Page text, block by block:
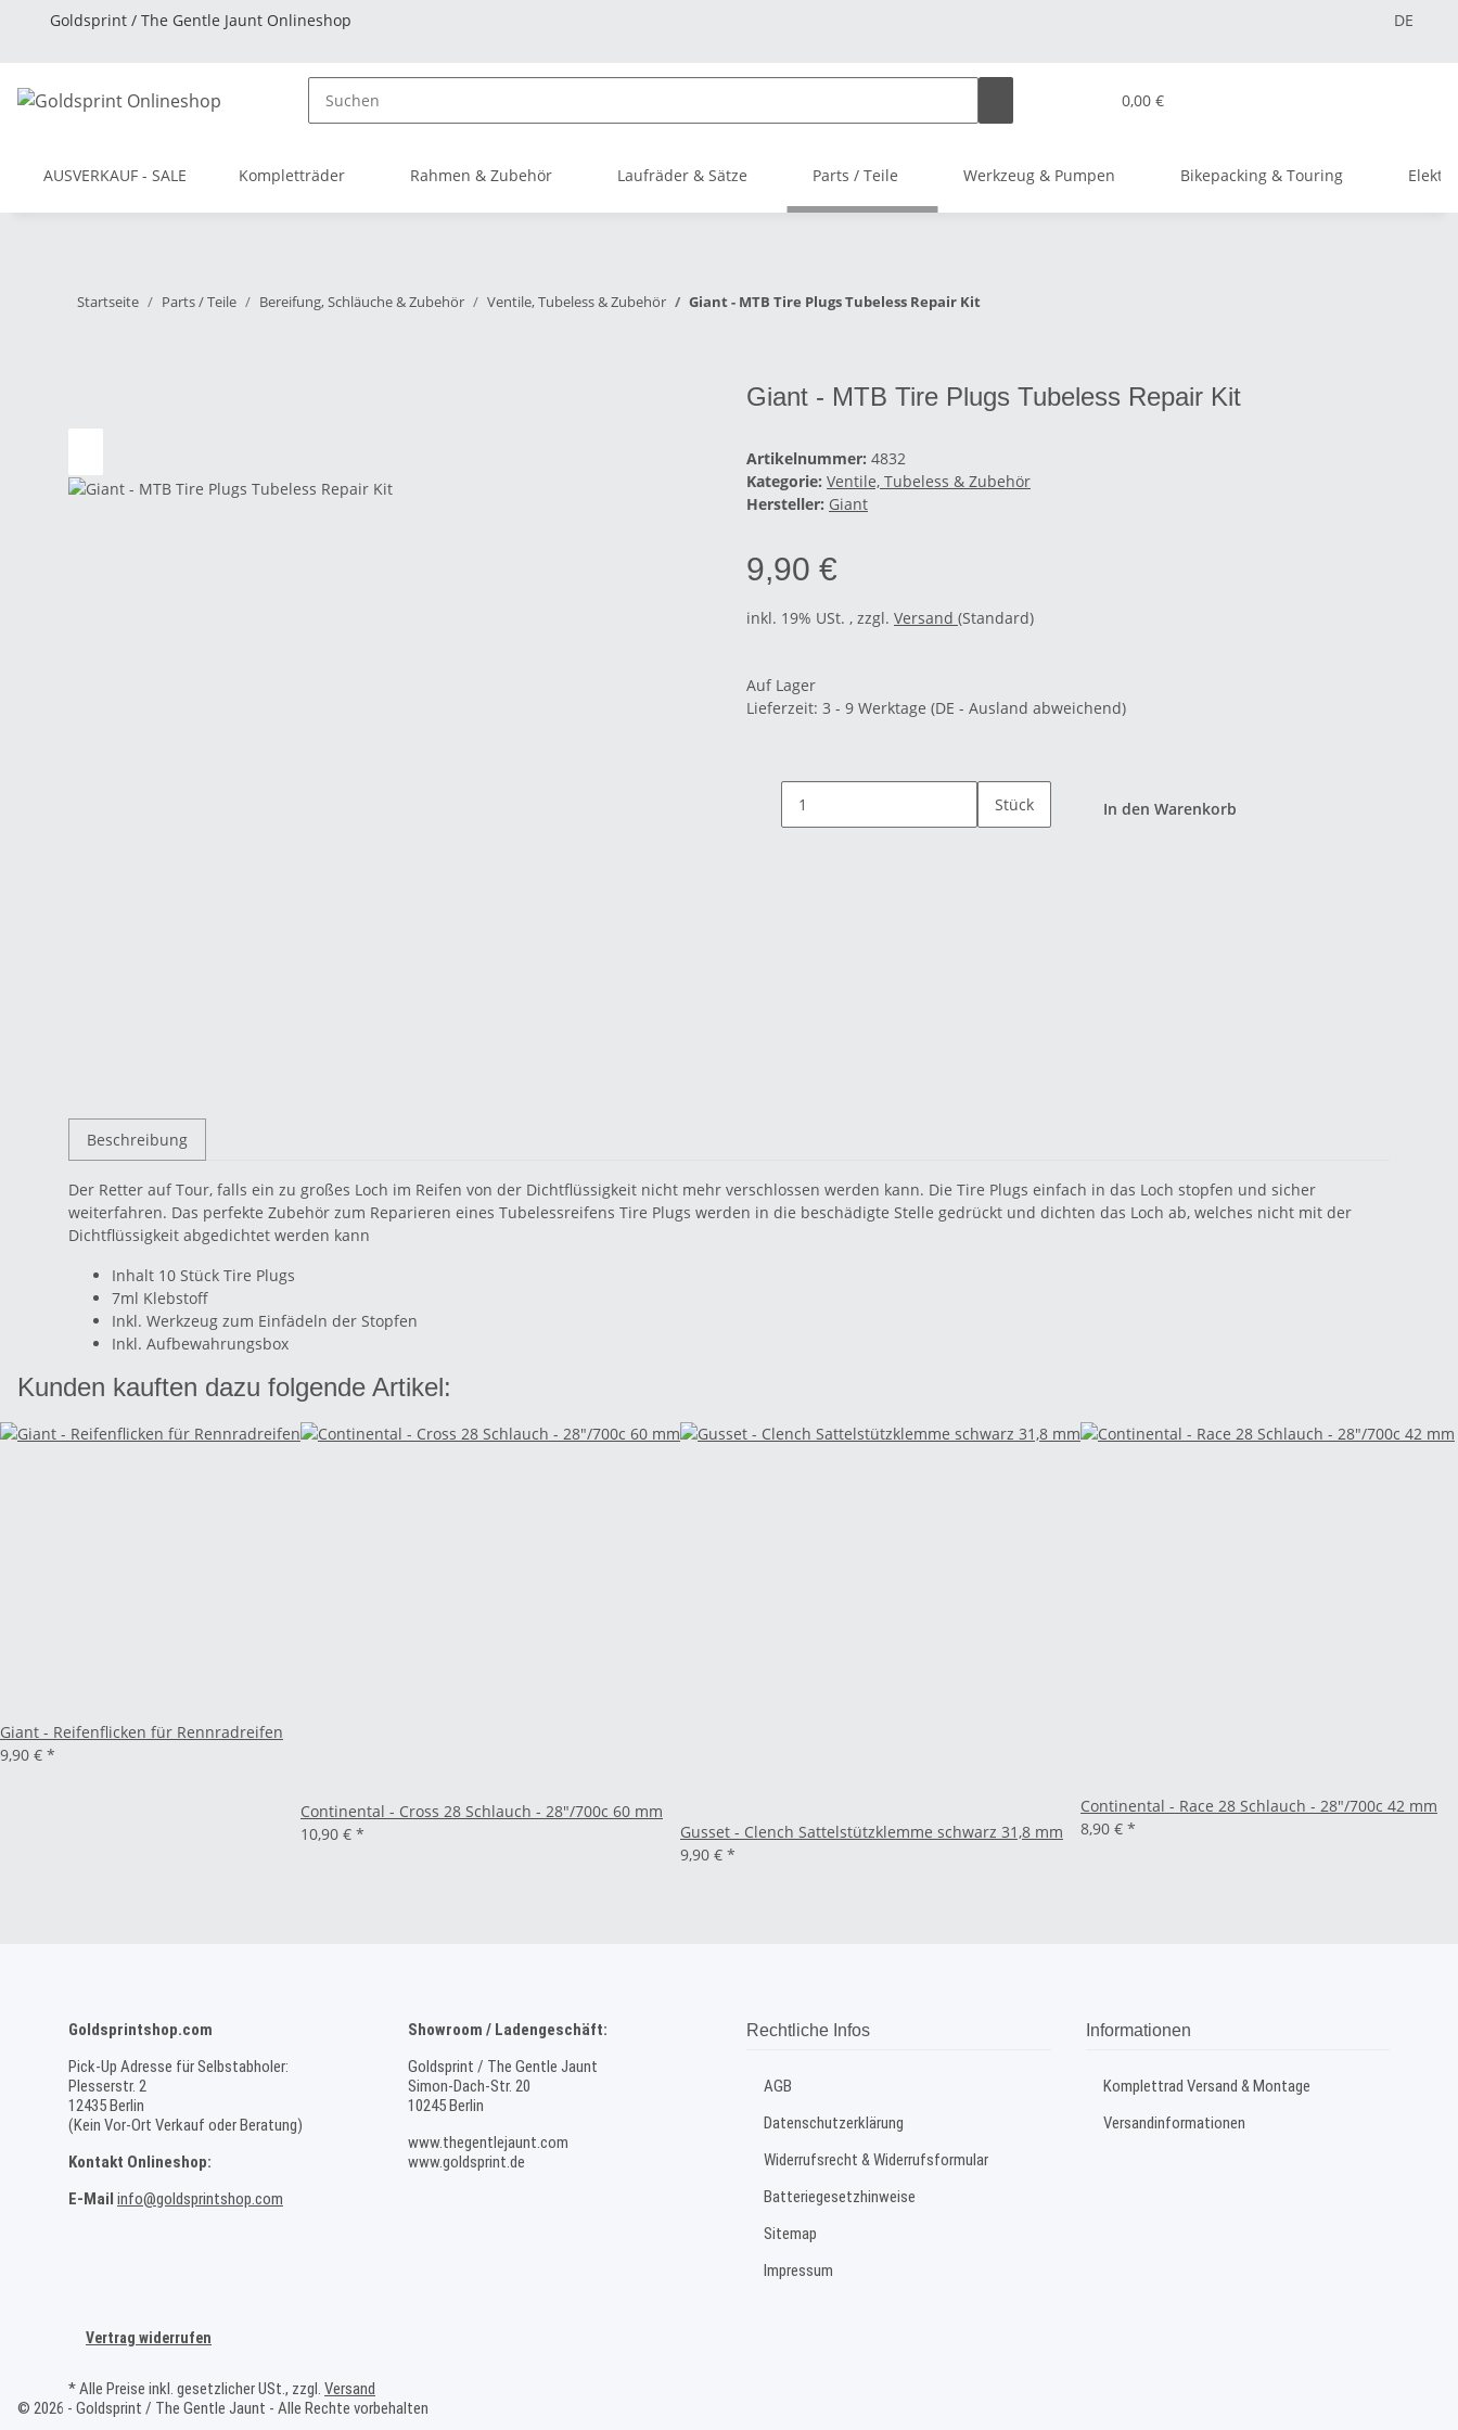
DE
Goldsprint / The Gentle Jaunt Onlineshop
0,00 €
AUSVERKAUF - SALE Kompletträder Rahmen & Zubehör Laufräder & Sätze Parts / Teile Werkzeug & Pumpen Bikepacking & Touring
Startseite Parts / Teile Bereifung, Schläuche & Zubehör Ventile, Tubeless & Zubehör Giant - MTB Tire Plugs Tubeless Repair Kit
Giant - MTB Tire Plugs Tubeless Repair Kit
Artikelnummer: 4832
Kategorie: Ventile, Tubeless & Zubehör
Hersteller: Giant
9,90 €
inkl. 19% USt. , zzgl. Versand (Standard)
Auf Lager
Lieferzeit: 3 - 9 Werktage (DE - Ausland abweichend)
Stück In den Warenkorb
Beschreibung
Der Retter auf Tour, falls ein zu großes Loch im Reifen von der Dichtflüssigkeit nicht mehr verschlossen werden kann. Die Tire Plugs einfach in das Loch stopfen und sicher
weiterfahren. Das perfekte Zubehör zum Reparieren eines Tubelessreifens Tire Plugs werden in die beschädigte Stelle gedrückt und dichten das Loch ab, welches nicht mit der
Dichtflüssigkeit abgedichtet werden kann
Inhalt 10 Stück Tire Plugs
7ml Klebstoff
Inkl. Werkzeug zum Einfädeln der Stopfen
Inkl. Aufbewahrungsbox
Kunden kauften dazu folgende Artikel:
Giant - Reifenflicken für Rennradreifen
9,90 € *
Continental - Cross 28 Schlauch - 28"/700c 60 mm
10,90 € *
Gusset - Clench Sattelstützklemme schwarz 31,8 mm
9,90 € *
Continental - Race 28 Schlauch - 28"/700c 42 mm
8,90 € *
Goldsprintshop.com
Pick-Up Adresse für Selbstabholer:
Plesserstr. 2
12435 Berlin
(Kein Vor-Ort Verkauf oder Beratung)
Kontakt Onlineshop:
E-Mail info@goldsprintshop.com
Showroom / Ladengeschäft:
Goldsprint / The Gentle Jaunt
Simon-Dach-Str. 20
10245 Berlin
www.thegentlejaunt.com
www.goldsprint.de
Rechtliche Infos
AGB
Datenschutzerklärung
Widerrufsrecht & Widerrufsformular
Batteriegesetzhinweise
Sitemap
Impressum
Informationen
Komplettrad Versand & Montage
Versandinformationen
Vertrag widerrufen
* Alle Preise inkl. gesetzlicher USt., zzgl. Versand
© 2026 - Goldsprint / The Gentle Jaunt - Alle Rechte vorbehalten